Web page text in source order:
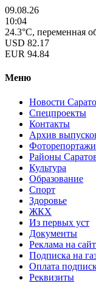
09.08.26
10:04
24.3°C, переменная
USD 82.17
EUR 94.84
Меню
Новости
Спецпроекты
Контакты
Архив
Фоторепортажи
Районы
Культура
Образование
Спорт
Здоровье
ЖКХ
Из пеpвых уст
Документы
Реклама на
Подписка на
Оплата
Реквизиты